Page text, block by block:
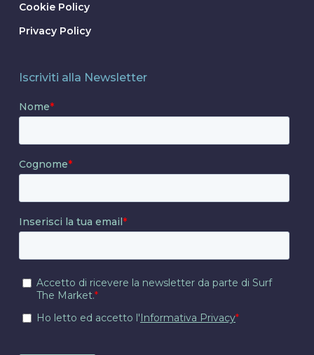
Cookie Policy
Privacy Policy
Iscriviti alla Newsletter